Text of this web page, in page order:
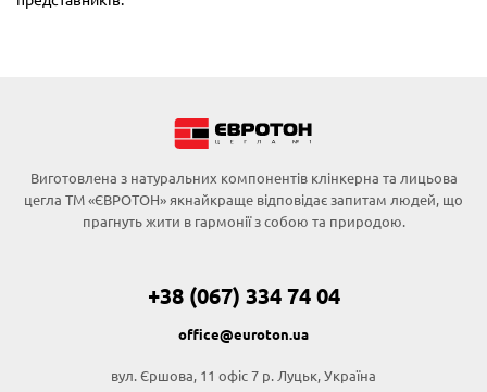
Виготовлена з натуральних компонентів клінкерна та лицьова
цегла ТМ «ЄВРОТОН» якнайкраще відповідає запитам людей, що
прагнуть жити в гармонії з собою та природою.
+38 (067) 334 74 04
office@euroton.ua
вул. Єршова, 11 офіс 7 р. Луцьк, Україна